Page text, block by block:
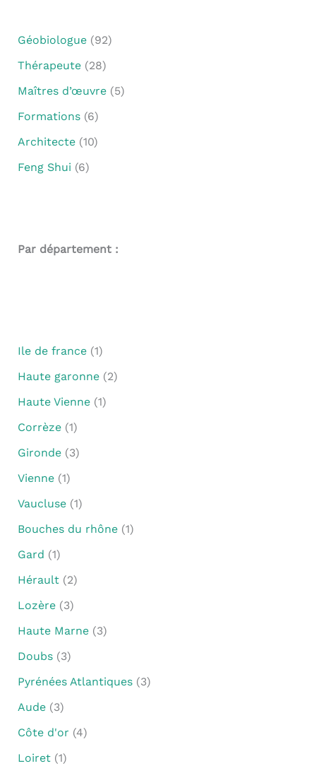
Géobiologue(92)
Thérapeute(28)
Maîtres d’œuvre(5)
Formations(6)
Architecte(10)
Feng Shui (6)
Par département :
Ile de france(1)
Haute garonne(2)
Haute Vienne(1)
Corrèze(1)
Gironde(3)
Vienne(1)
Vaucluse(1)
Bouches du rhône(1)
Gard (1)
Hérault(2)
Lozère(3)
Haute Marne(3)
Doubs(3)
Pyrénées Atlantiques(3)
Aude(3)
Côte d'or (4)
Loiret(1)